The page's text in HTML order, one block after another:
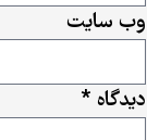
دیدگاه *
وب‌ سایت